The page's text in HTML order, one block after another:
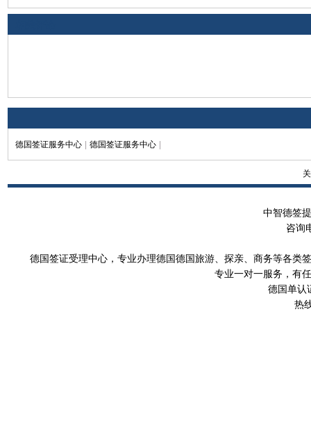
德国签证服务中心 德国签证服务中心
中智德签
咨询
德国签证受理中心，专业办理德国德国旅游、探亲、商务等各类
专业一对一服务，有
德国单认
热